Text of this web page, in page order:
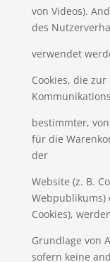
von Videos).
des
verwendet
Cookies, die
bestimmter,
für die
der
Website (z. B.
Cookies),
Grundlage von
sofern keine